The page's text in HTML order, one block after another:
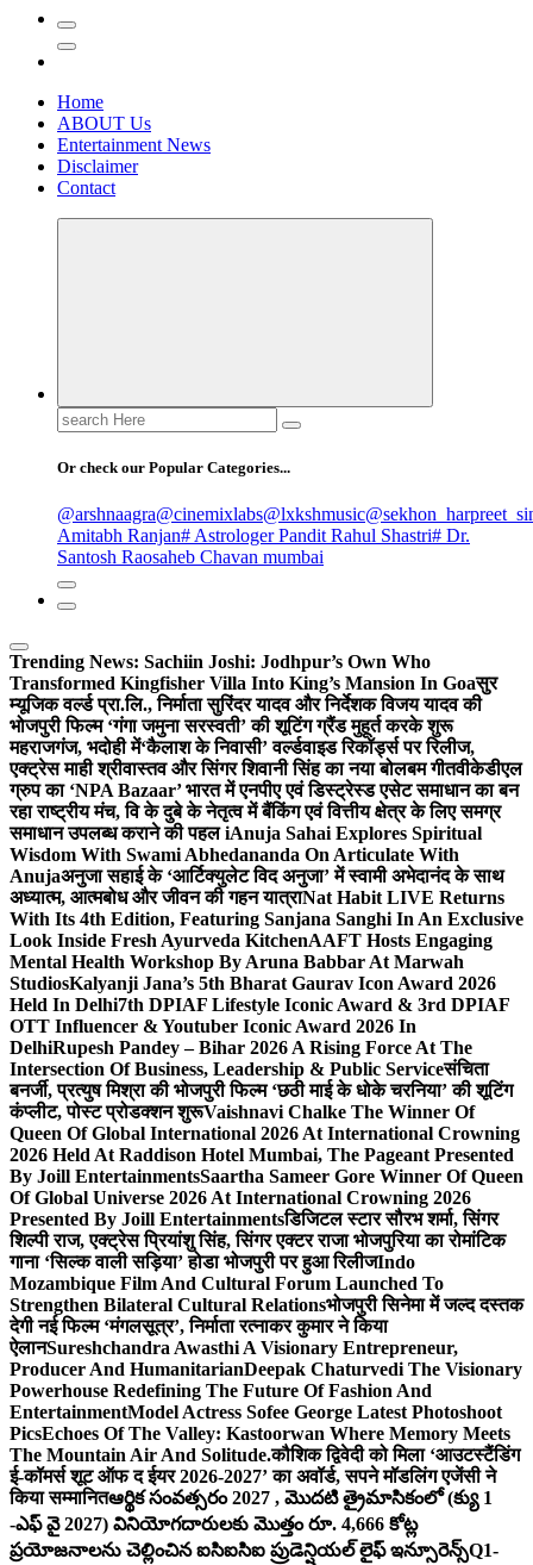
Home
ABOUT Us
Entertainment News
Disclaimer
Contact
Search
for:
Or check our Popular Categories...
@arshnaagra@cinemixlabs@lxkshmusic
Amitabh Ranjan# Astrologer Pandit Rahul Shastri# Dr.
Santosh Raosaheb Chavan mumbai
Trending News: Sachiin Joshi: Jodhpur’s Own Who
Transformed Kingfisher Villa Into King’s Mansion In Goaसुर
म्यूजिक वर्ल्ड प्रा.लि., निर्माता सुरिंदर यादव और निर्देशक विजय यादव की
भोजपुरी फिल्म ‘गंगा जमुना सरस्वती’ की शूटिंग ग्रैंड मुहूर्त करके शुरू
महराजगंज, भदोही में‘कैलाश के निवासी’ वर्ल्डवाइड रिकॉर्ड्स पर रिलीज,
एक्ट्रेस माही श्रीवास्तव और सिंगर शिवानी सिंह का नया बोलबम गीतवीकेडीएल
ग्रुप का ‘NPA Bazaar’ भारत में एनपीए एवं डिस्ट्रेस्ड एसेट समाधान का बन
रहा राष्ट्रीय मंच, वि के दुबे के नेतृत्व में बैंकिंग एवं वित्तीय क्षेत्र के लिए समग्र
समाधान उपलब्ध कराने की पहल iAnuja Sahai Explores Spiritual
Wisdom With Swami Abhedananda On Articulate With
Anujaअनुजा सहाई के ‘आर्टिक्युलेट विद अनुजा’ में स्वामी अभेदानंद के साथ
अध्यात्म, आत्मबोध और जीवन की गहन यात्राNat Habit LIVE Returns
With Its 4th Edition, Featuring Sanjana Sanghi In An Exclusive
Look Inside Fresh Ayurveda KitchenAAFT Hosts Engaging
Mental Health Workshop By Aruna Babbar At Marwah
StudiosKalyanji Jana’s 5th Bharat Gaurav Icon Award 2026
Held In Delhi7th DPIAF Lifestyle Iconic Award & 3rd DPIAF
OTT Influencer & Youtuber Iconic Award 2026 In
DelhiRupesh Pandey – Bihar 2026 A Rising Force At The
Intersection Of Business, Leadership & Public Serviceसंचिता
बनर्जी, प्रत्युष मिश्रा की भोजपुरी फिल्म ‘छठी माई के धोके चरनिया’ की शूटिंग
कंप्लीट, पोस्ट प्रोडक्शन शुरूVaishnavi Chalke The Winner Of
Queen Of Global International 2026 At International Crowning
2026 Held At Raddison Hotel Mumbai, The Pageant Presented
By Joill EntertainmentsSaartha Sameer Gore Winner Of Queen
Of Global Universe 2026 At International Crowning 2026
Presented By Joill Entertainmentsडिजिटल स्टार सौरभ शर्मा, सिंगर
शिल्पी राज, एक्ट्रेस प्रियांशु सिंह, सिंगर एक्टर राजा भोजपुरिया का रोमांटिक
गाना ‘सिल्क वाली सड़िया’ होडा भोजपुरी पर हुआ रिलीजIndo
Mozambique Film And Cultural Forum Launched To
Strengthen Bilateral Cultural Relationsभोजपुरी सिनेमा में जल्द दस्तक
देगी नई फिल्म ‘मंगलसूत्र’, निर्माता रत्नाकर कुमार ने किया
ऐलानSureshchandra Awasthi A Visionary Entrepreneur,
Producer And HumanitarianDeepak Chaturvedi The Visionary
Powerhouse Redefining The Future Of Fashion And
EntertainmentModel Actress Sofee George Latest Photoshoot
PicsEchoes Of The Valley: Kastoorwan Where Memory Meets
The Mountain Air And Solitude.कौशिक द्विवेदी को मिला ‘आउटस्टैंडिंग
ई-कॉमर्स शूट ऑफ द ईयर 2026-2027’ का अवॉर्ड, सपने मॉडलिंग एजेंसी ने
किया सम्मानितఆర్థిక సంవత్సరం 2027 , మొదటి త్రైమాసికంలో (క్యు 1
-ఎఫ్ వై 2027) వినియోగదారులకు మొత్తం రూ. 4,666 కోట్ల
ప్రయోజనాలను చెల్లించిన ఐసిఐసిఐ ప్రుడెన్షియల్ లైఫ్ ఇన్సూరెన్స్Q1-